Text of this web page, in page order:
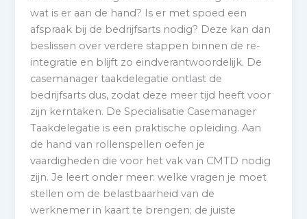
wat is er aan de hand? Is er met spoed een
afspraak bij de bedrijfsarts nodig? Deze kan dan
beslissen over verdere stappen binnen de re-
integratie en blijft zo eindverantwoordelijk. De
casemanager taakdelegatie ontlast de
bedrijfsarts dus, zodat deze meer tijd heeft voor
zijn kerntaken. De Specialisatie Casemanager
Taakdelegatie is een praktische opleiding. Aan
de hand van rollenspellen oefen je
vaardigheden die voor het vak van CMTD nodig
zijn. Je leert onder meer: welke vragen je moet
stellen om de belastbaarheid van de
werknemer in kaart te brengen; de juiste